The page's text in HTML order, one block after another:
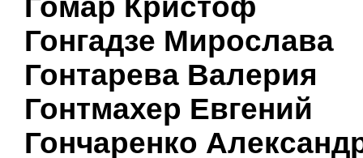
Гомар Кристоф
Гонгадзе Мирослава
Гонтарева Валерия
Гонтмахер Евгений
Гончаренко